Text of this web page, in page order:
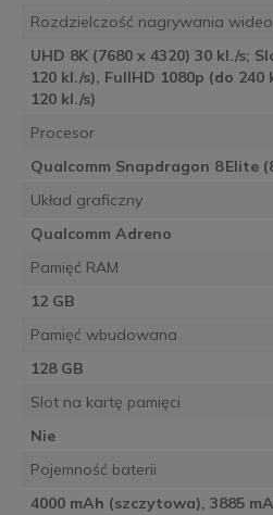
Rozdzielczość nagrywania wideo
UHD 8K (7680 x 4320) 30 kl./s;
120 kl./s), FullHD 1080p (do
120 kl./s)
Procesor
Qualcomm Snapdragon 8 Elite
Układ graficzny
Qualcomm Adreno
Pamięć RAM
12 GB
Pamięć wbudowana
128 GB
Slot na kartę pamięci
Nie
Pojemność baterii
4000 mAh (szczytowa), 3885